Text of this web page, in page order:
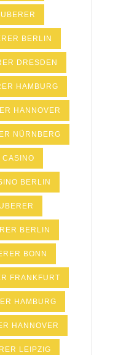
BERLIN
DRESDEN
HAMBURG
HANNOVER
NÜRNBERG
CASINO
BERLIN
BERLIN
BONN
FRANKFURT
HAMBURG
HANNOVER
LEIPZIG